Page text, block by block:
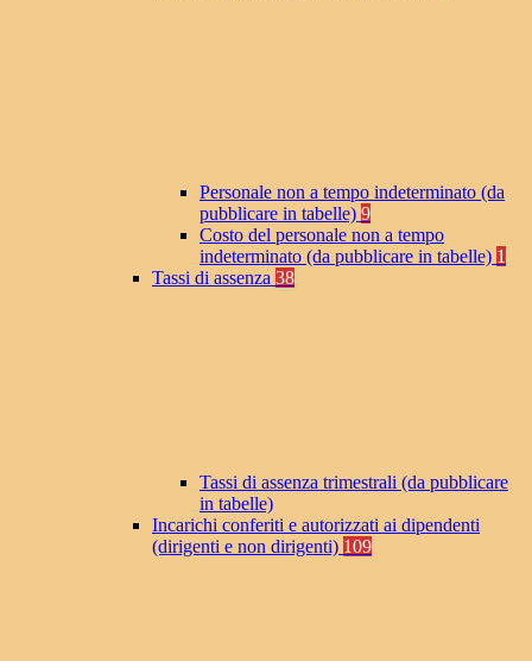
Personale non a tempo indeterminato (da
pubblicare in tabelle) 9
Costo del personale non a tempo
indeterminato (da pubblicare in tabelle) 1
Tassi di assenza 38
Tassi di assenza trimestrali (da pubblicare
in tabelle)
Incarichi conferiti e autorizzati ai dipendenti
(dirigenti e non dirigenti) 109